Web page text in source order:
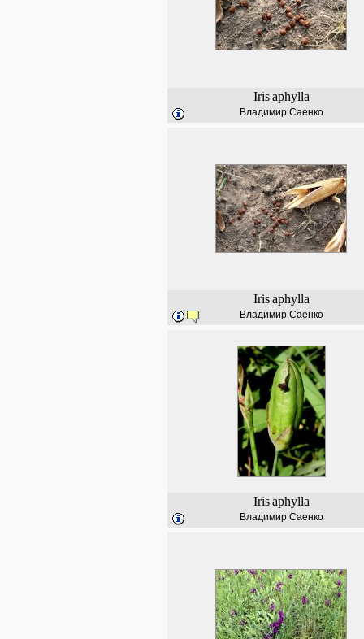
Iris aphylla
Владимир Саенко
Iris aphylla
Владимир Саенко
Iris aphylla
Владимир Саенко